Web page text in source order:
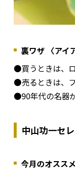
裏ワザ 〈アイ
●買うときは、
●売るときは、
●90年代の名器
中山功一セ
今月のオスス